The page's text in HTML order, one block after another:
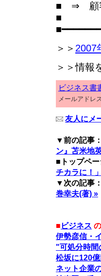
■ ⇒ 顧客
■
＞＞ 2007
＞＞情報
ビジネス書
メールアドレ
友人にメ
▼前の記事：
ン』苫米地
■トップペー
チカラに！」
▼次の記事：
巻幸夫(著) »
■ ビジネス
伊勢彦信・
"可処分時間
松坂に120
ネット企業